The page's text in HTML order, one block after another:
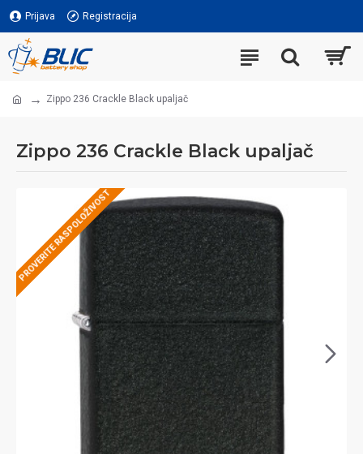
Prijava Registracija
Zippo 236 Crackle Black upaljač
Zippo 236 Crackle Black upaljač
PROVERITE RASPOLOŽIVOST